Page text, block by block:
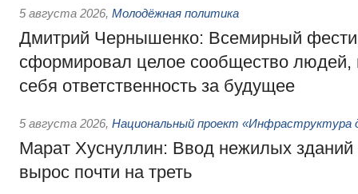
5 августа 2026, Молодёжная политика
Дмитрий Чернышенко: Всемирный
сформировал целое сообщество людей,
себя ответственность за будущее
5 августа 2026, Национальный проект «Инфраструктура
Марат Хуснуллин: Ввод нежилых зданий
вырос почти на треть